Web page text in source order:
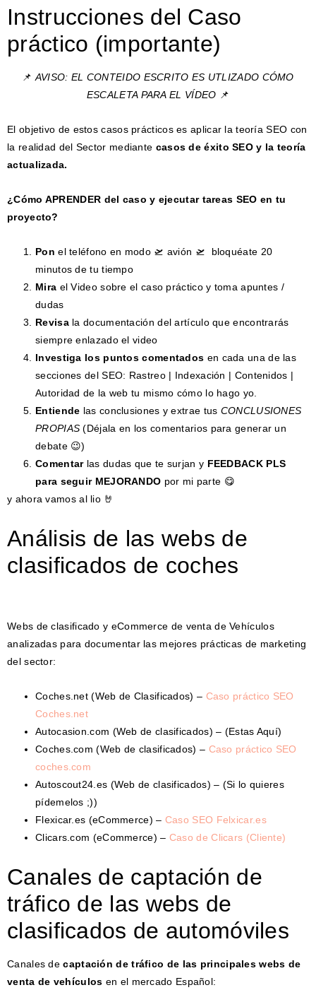
Instrucciones del Caso
práctico (importante)
📌 AVISO: EL CONTEIDO ESCRITO ES UTLIZADO CÓMO
ESCALETA PARA EL VÍDEO 📌
El objetivo de estos casos prácticos es aplicar la teoría SEO con
la realidad del Sector mediante casos de éxito SEO y la teoría
actualizada.
¿Cómo APRENDER del caso y ejecutar tareas SEO en tu
proyecto?
Pon el teléfono en modo 🛫 avión 🛫 bloquéate 20
minutos de tu tiempo
Mira el Video sobre el caso práctico y toma apuntes /
dudas
Revisala documentación del artículo que encontrarás
siempre enlazado el video
Investiga los puntos comentados en cada una de las
secciones del SEO: Rastreo | Indexación | Contenidos |
Autoridad de la web tu mismo cómo lo hago yo.
Entiende las conclusiones y extrae tus CONCLUSIONES
PROPIAS (Déjala en los comentarios para generar un
debate 😉)
Comentar las dudas que te surjan y FEEDBACK PLS
para seguir MEJORANDO por mi parte 😋
y ahora vamos al lio 🤘
Análisis de las webs de
clasificados de coches
Webs de clasificado y eCommerce de venta de Vehículos
analizadas para documentar las mejores prácticas de marketing
del sector:
Coches.net (Web de Clasificados) – Caso práctico SEO
Coches.net
Autocasion.com (Web de clasificados) – (Estas Aquí)
Coches.com (Web de clasificados) – Caso práctico SEO
coches.com
Autoscout24.es (Web de clasificados) – (Si lo quieres
pídemelos ;))
Flexicar.es (eCommerce) – Caso SEO Felxicar.es
Clicars.com (eCommerce) – Caso de Clicars (Cliente)
Canales de captación de
tráfico de las webs de
clasificados de automóviles
Canales decaptación de tráfico de las principales webs de
venta de vehículos en el mercado Español: